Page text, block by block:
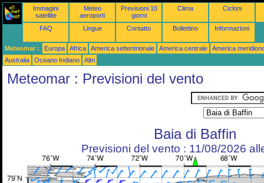
Immagini
satellite
Meteo
aeroporti
Previsioni 10
giorni
Clima Cicloni
FAQ Lingue Contatto Bollettino Informazioni
Meteomar : Europa Africa America settentrionale America centrale
America
Australia
Oceano Indiano Altri
Meteomar : Previsioni del vento
Baia di Baffin
Previsioni del vento : 11/08/2026